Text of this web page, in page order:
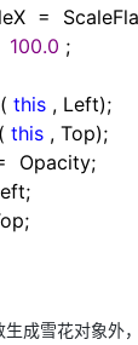
=
100.0 ;
this , Left);
this , Top);
Opacity;
雪花对象外